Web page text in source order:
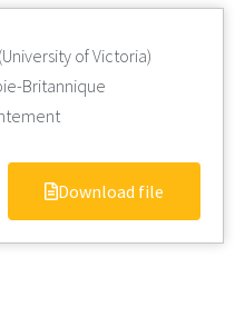
of Victoria)
Britannique
Download file